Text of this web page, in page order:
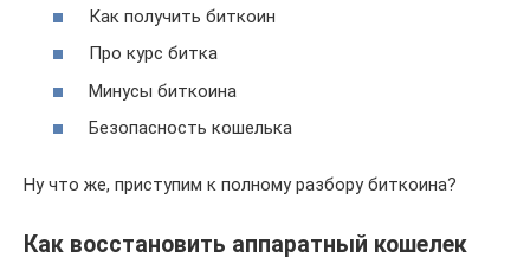
Как получить биткоин
Про курс битка
Минусы биткоина
Безопасность кошелька
Ну что же, приступим к полному разбору биткоина?
Как восстановить аппаратный кошелек